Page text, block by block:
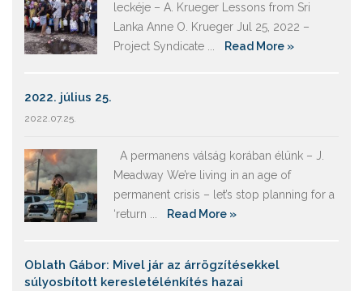
leckéje – A. Krueger Lessons from Sri
Lanka Anne O. Krueger Jul 25, 2022 –
Project Syndicate ...
Read More »
2022. július 25.
2022.07.25.
A permanens válság korában élünk – J.
Meadway We’re living in an age of
permanent crisis – let’s stop planning for a
‘return ...
Read More »
Oblath Gábor: Mivel jár az árrögzítésekkel
súlyosbított keresletélénkítés hazai